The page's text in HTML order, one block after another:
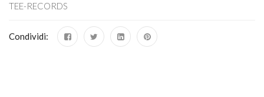
TEE-RECORDS
Condividi: